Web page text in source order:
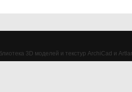
3D моделей и текстур ArchiCad и